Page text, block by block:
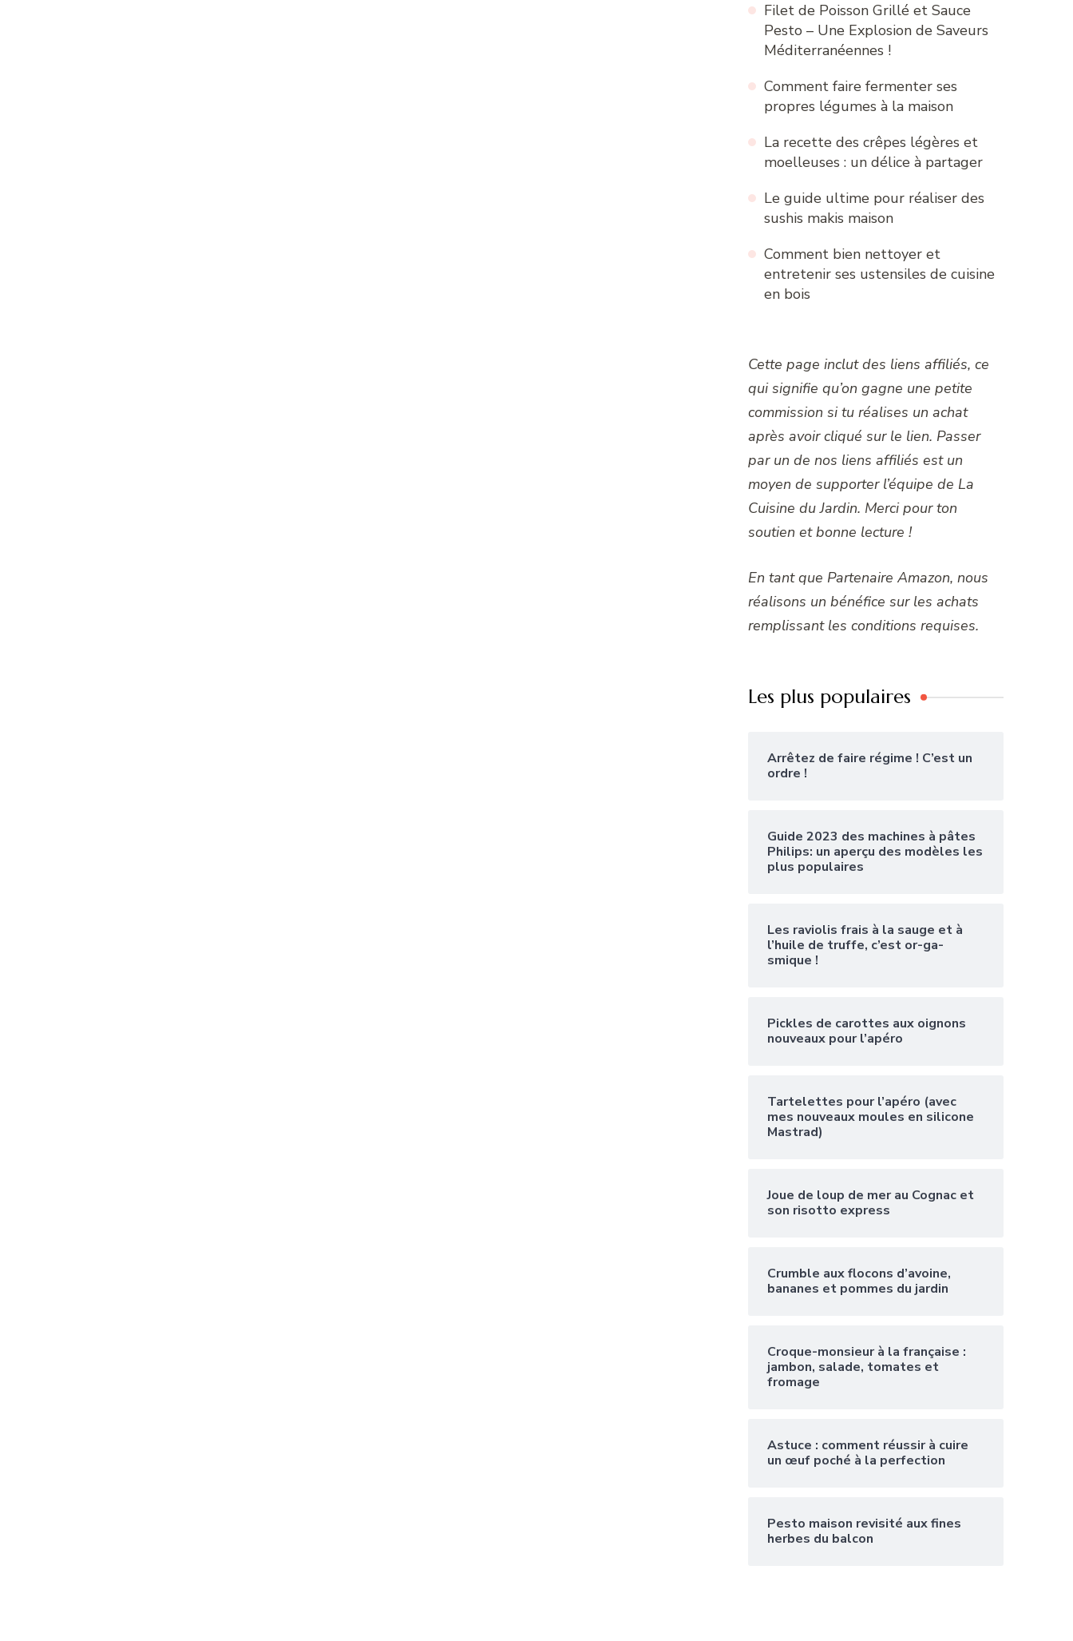
Filet de Poisson Grillé et Sauce
Pesto – Une Explosion de Saveurs
Méditerranéennes !
Comment faire fermenter ses
propres légumes à la maison
La recette des crêpes légères et
moelleuses : un délice à partager
Le guide ultime pour réaliser des
sushis makis maison
Comment bien nettoyer et
entretenir ses ustensiles de cuisine
en bois
Cette page inclut des liens affiliés, ce
qui signifie qu’on gagne une petite
commission si tu réalises un achat
après avoir cliqué sur le lien. Passer
par un de nos liens affiliés est un
moyen de supporter l’équipe de La
Cuisine du Jardin. Merci pour ton
soutien et bonne lecture !
En tant que Partenaire Amazon, nous
réalisons un bénéfice sur les achats
remplissant les conditions requises.
Les plus populaires
Arrêtez de faire régime ! C’est un
ordre !
Guide 2023 des machines à pâtes
Philips: un aperçu des modèles les
plus populaires
Les raviolis frais à la sauge et à
l’huile de truffe, c’est or-ga-
smique !
Pickles de carottes aux oignons
nouveaux pour l’apéro
Tartelettes pour l’apéro (avec
mes nouveaux moules en silicone
Mastrad)
Joue de loup de mer au Cognac et
son risotto express
Crumble aux flocons d’avoine,
bananes et pommes du jardin
Croque-monsieur à la française :
jambon, salade, tomates et
fromage
Astuce : comment réussir à cuire
un œuf poché à la perfection
Pesto maison revisité aux fines
herbes du balcon